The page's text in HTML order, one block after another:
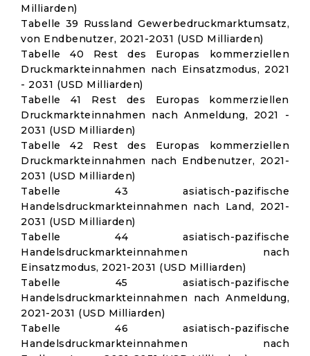
Milliarden)
Tabelle 39 Russland Gewerbedruckmarktumsatz,
von Endbenutzer, 2021-2031 (USD Milliarden)
Tabelle 40 Rest des Europas kommerziellen
Druckmarkteinnahmen nach Einsatzmodus, 2021
- 2031 (USD Milliarden)
Tabelle 41 Rest des Europas kommerziellen
Druckmarkteinnahmen nach Anmeldung, 2021 -
2031 (USD Milliarden)
Tabelle 42 Rest des Europas kommerziellen
Druckmarkteinnahmen nach Endbenutzer, 2021-
2031 (USD Milliarden)
Tabelle 43 asiatisch-pazifische
Handelsdruckmarkteinnahmen nach Land, 2021-
2031 (USD Milliarden)
Tabelle 44 asiatisch-pazifische
Handelsdruckmarkteinnahmen nach
Einsatzmodus, 2021-2031 (USD Milliarden)
Tabelle 45 asiatisch-pazifische
Handelsdruckmarkteinnahmen nach Anmeldung,
2021-2031 (USD Milliarden)
Tabelle 46 asiatisch-pazifische
Handelsdruckmarkteinnahmen nach